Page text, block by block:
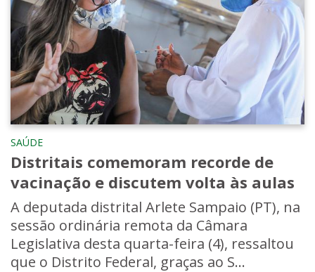
SAÚDE
Distritais comemoram recorde de
vacinação e discutem volta às aulas
A deputada distrital Arlete Sampaio (PT), na
sessão ordinária remota da Câmara
Legislativa desta quarta-feira (4), ressaltou
que o Distrito Federal, graças ao S...